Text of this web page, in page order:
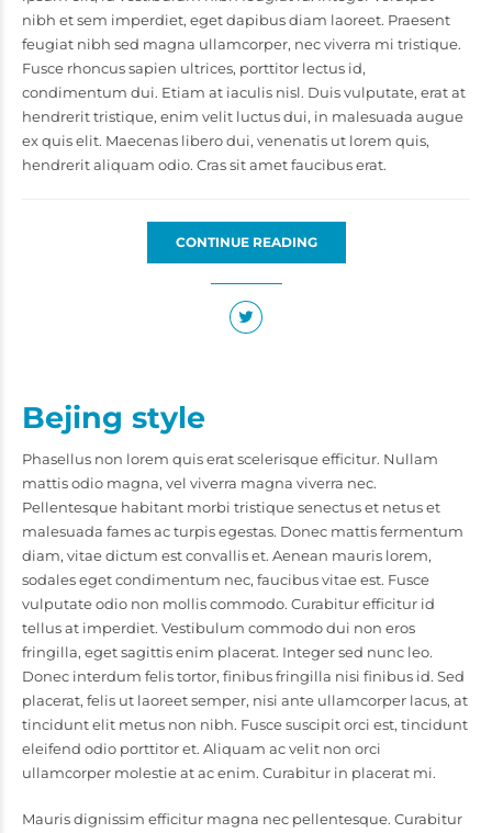
nibh et sem imperdiet, eget dapibus diam laoreet. Praesent
feugiat nibh sed magna ullamcorper, nec viverra mi tristique.
Fusce rhoncus sapien ultrices, porttitor lectus id,
condimentum dui. Etiam at iaculis nisl. Duis vulputate, erat at
hendrerit tristique, enim velit luctus dui, in malesuada augue
ex quis elit. Maecenas libero dui, venenatis ut lorem quis,
hendrerit aliquam odio. Cras sit amet faucibus erat.
CONTINUE READING
Bejing style
Phasellus non lorem quis erat scelerisque efficitur. Nullam
mattis odio magna, vel viverra magna viverra nec.
Pellentesque habitant morbi tristique senectus et netus et
malesuada fames ac turpis egestas. Donec mattis fermentum
diam, vitae dictum est convallis et. Aenean mauris lorem,
sodales eget condimentum nec, faucibus vitae est. Fusce
vulputate odio non mollis commodo. Curabitur efficitur id
tellus at imperdiet. Vestibulum commodo dui non eros
fringilla, eget sagittis enim placerat. Integer sed nunc leo.
Donec interdum felis tortor, finibus fringilla nisi finibus id. Sed
placerat, felis ut laoreet semper, nisi ante ullamcorper lacus, at
tincidunt elit metus non nibh. Fusce suscipit orci est, tincidunt
eleifend odio porttitor et. Aliquam ac velit non orci
ullamcorper molestie at ac enim. Curabitur in placerat mi.
Mauris dignissim efficitur magna nec pellentesque. Curabitur